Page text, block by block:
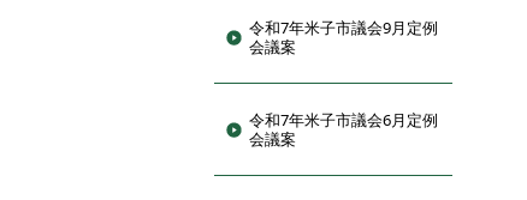
令和7年米子市議会9月定例
会議案
令和7年米子市議会6月定例
会議案